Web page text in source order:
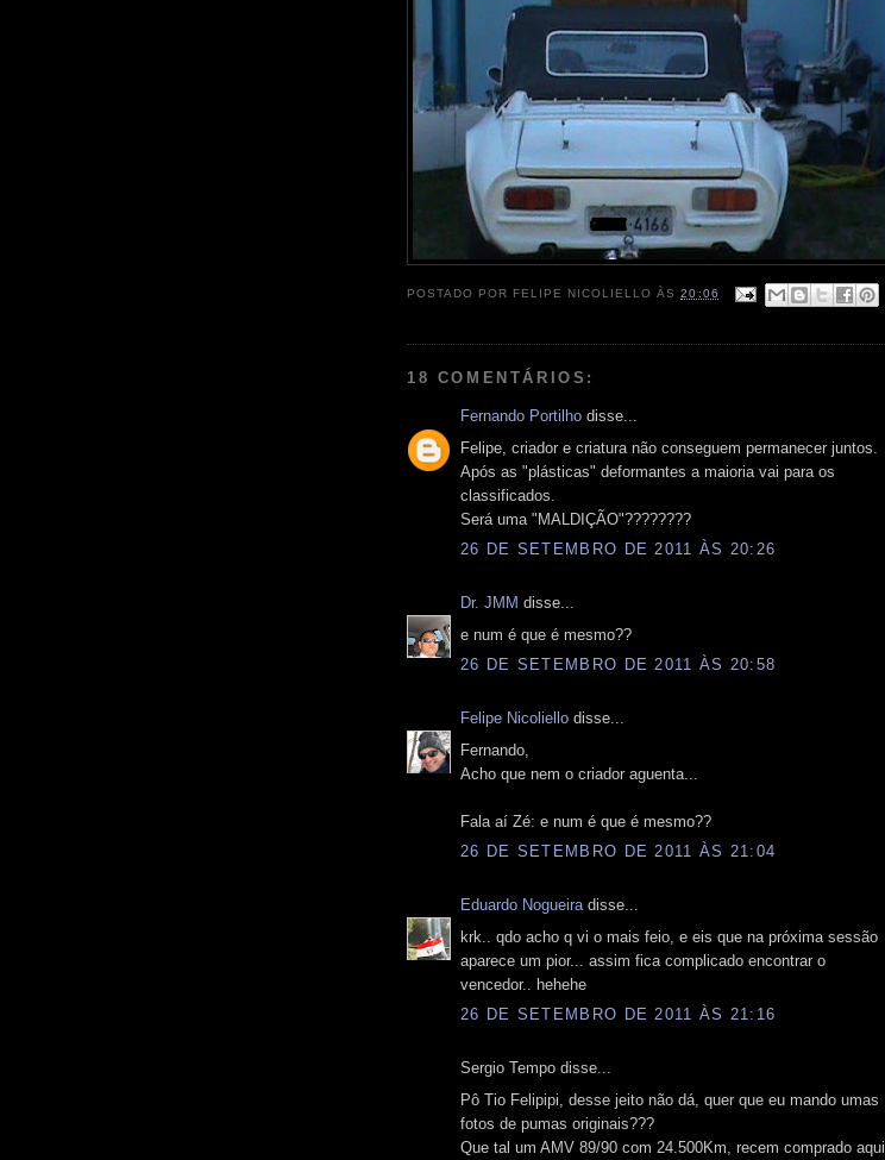
POSTADO POR FELIPE NICOLIELLO ÀS20:06
18 COMENTÁRIOS:
Fernando Portilho disse...
Felipe, criador e criatura não conseguem permanecer juntos.
Após as "plásticas" deformantes a maioria vai para os
classificados.
Será uma "MALDIÇÃO"????????
26 DE SETEMBRO DE 2011 ÀS 20:26
Dr. JMM disse...
e num é que é mesmo??
26 DE SETEMBRO DE 2011 ÀS 20:58
Felipe Nicoliello disse...
Fernando,
Acho que nem o criador aguenta...
Fala aí Zé: e num é que é mesmo??
26 DE SETEMBRO DE 2011 ÀS 21:04
Eduardo Nogueiradisse...
krk.. qdo acho q vi o mais feio, e eis que na próxima sessão
aparece um pior... assim fica complicado encontrar o
vencedor.. hehehe
26 DE SETEMBRO DE 2011 ÀS 21:16
Sergio Tempo disse...
Pô Tio Felipipi, desse jeito não dá, quer que eu mando umas
fotos de pumas originais???
Que tal um AMV 89/90 com 24.500Km, recem comprado aqui